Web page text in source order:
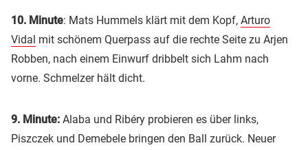
10. Minute: Mats Hummels klärt mit dem Kopf, Arturo
Vidal mit schönem Querpass auf die rechte Seite zu Arjen
Robben, nach einem Einwurf dribbelt sich Lahm nach
vorne. Schmelzer hält dicht.
9. Minute: Alaba und Ribéry probieren es über links,
Piszczek und Demebele bringen den Ball zurück. Neuer